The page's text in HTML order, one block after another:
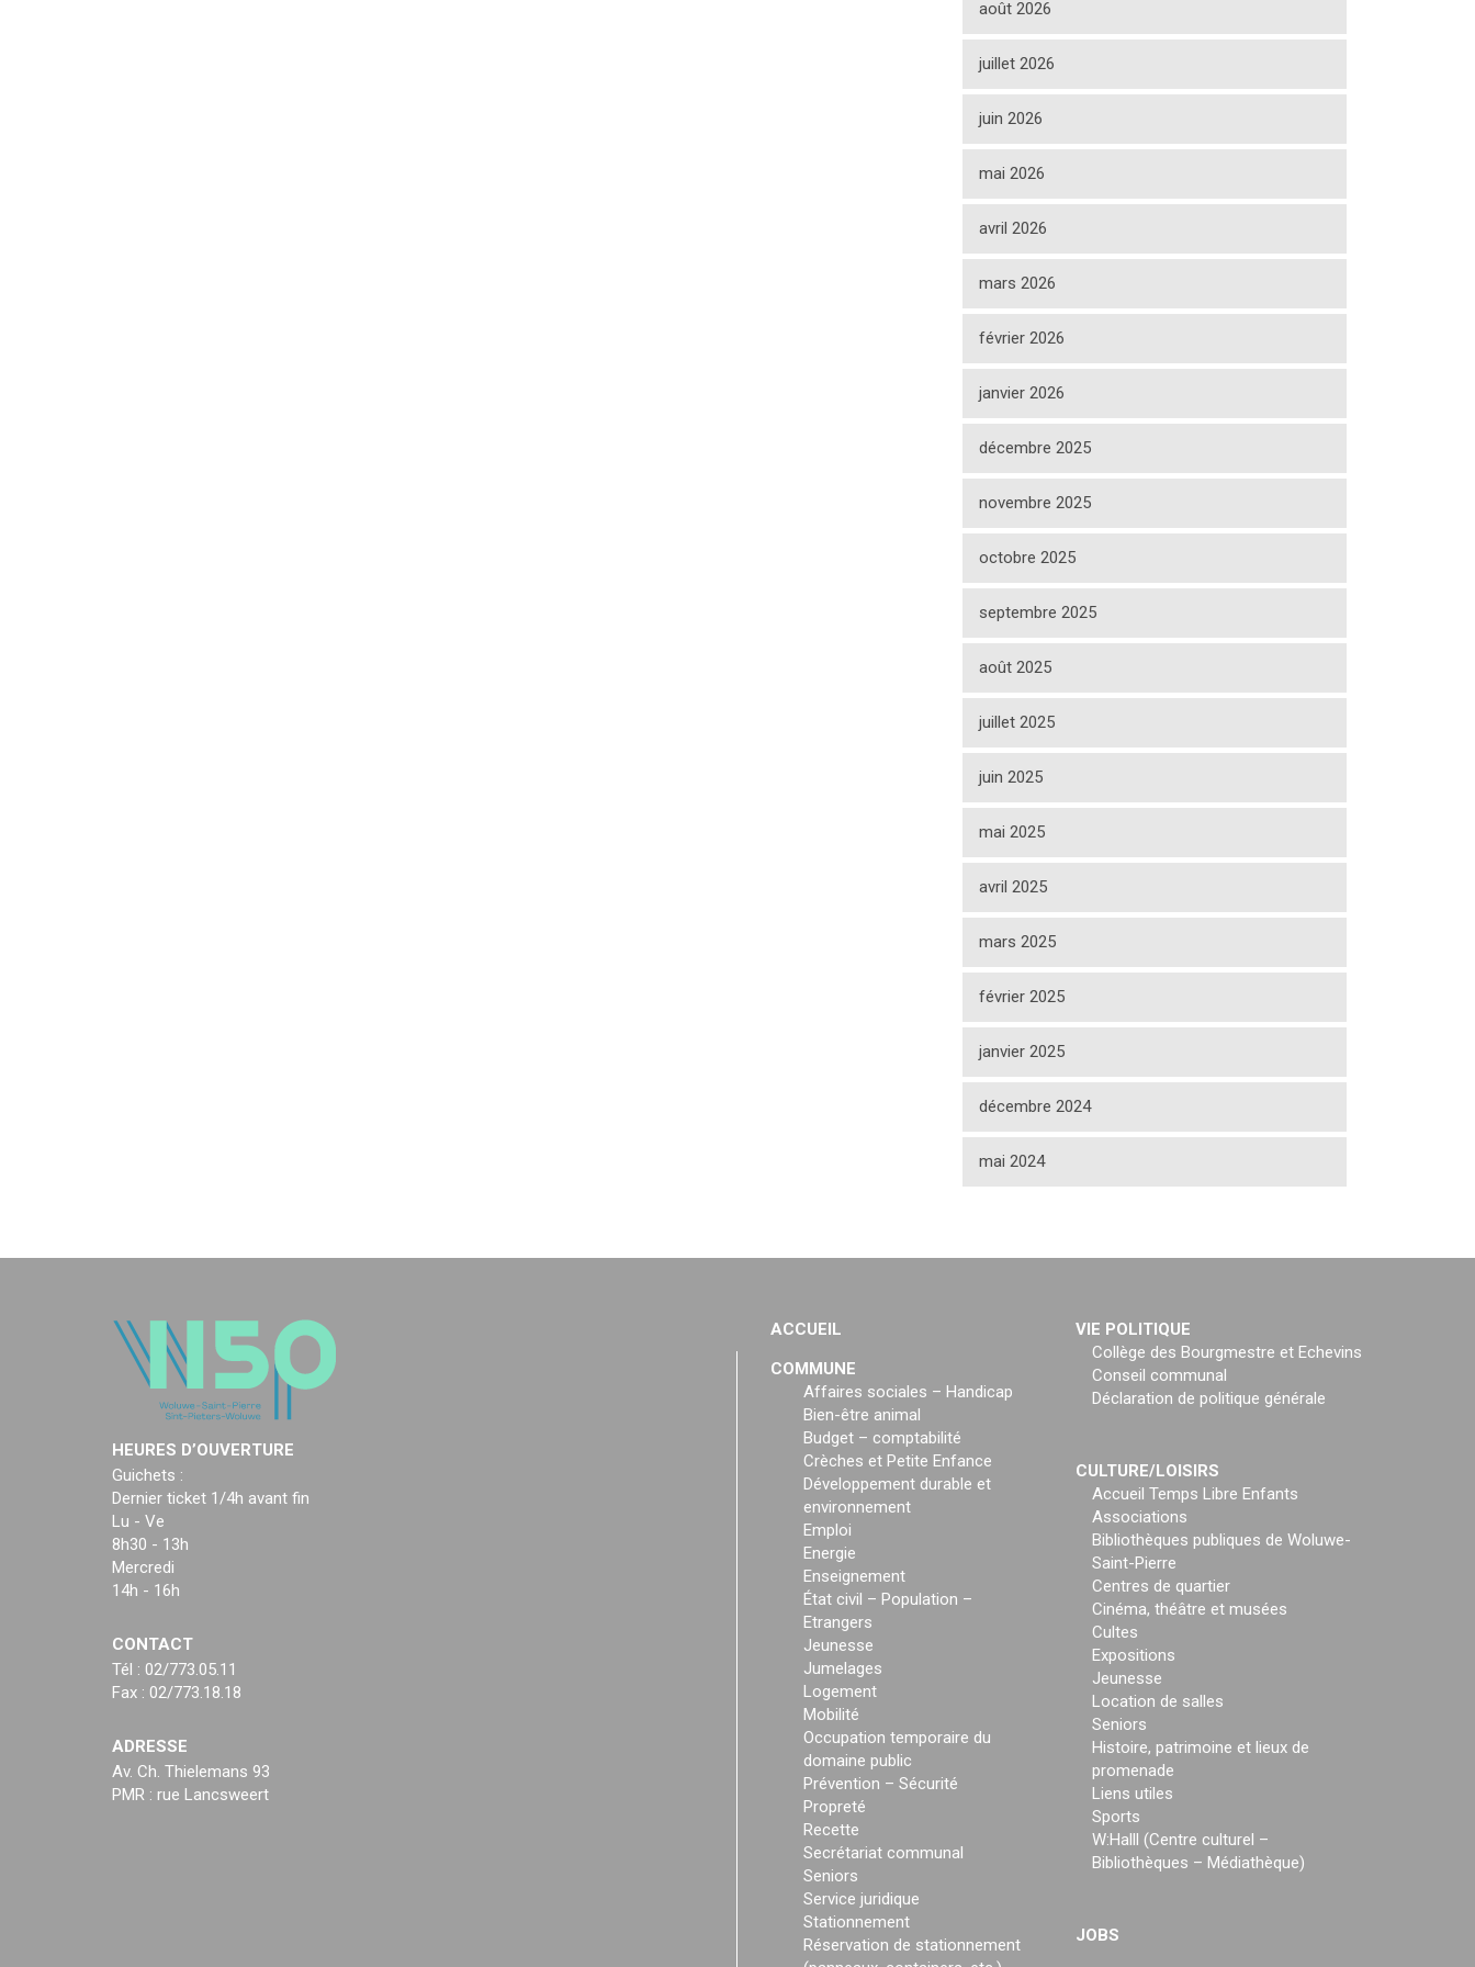
août 2026
juillet 2026
juin 2026
mai 2026
avril 2026
mars 2026
février 2026
janvier 2026
décembre 2025
novembre 2025
octobre 2025
septembre 2025
août 2025
juillet 2025
juin 2025
mai 2025
avril 2025
mars 2025
février 2025
janvier 2025
décembre 2024
mai 2024
HEURES D’OUVERTURE
Guichets :
Dernier ticket 1/4h avant fin
Lu - Ve
8h30 - 13h
Mercredi
14h - 16h
CONTACT
Tél : 02/773.05.11
Fax : 02/773.18.18
ADRESSE
Av. Ch. Thielemans 93
PMR : rue Lancsweert
ACCUEIL
COMMUNE
Affaires sociales – Handicap
Bien-être animal
Budget – comptabilité
Crèches et Petite Enfance
Développement durable et
environnement
Emploi
Energie
Enseignement
État civil – Population –
Etrangers
Jeunesse
Jumelages
Logement
Mobilité
Occupation temporaire du
domaine public
Prévention – Sécurité
Propreté
Recette
Secrétariat communal
Seniors
Service juridique
Stationnement
Réservation de stationnement
VIE POLITIQUE
Collège des Bourgmestre et Echevins
Conseil communal
Déclaration de politique générale
CULTURE/LOISIRS
Accueil Temps Libre Enfants
Associations
Bibliothèques publiques de Woluwe-
Saint-Pierre
Centres de quartier
Cinéma, théâtre et musées
Cultes
Expositions
Jeunesse
Location de salles
Seniors
Histoire, patrimoine et lieux de
promenade
Liens utiles
Sports
W:Halll (Centre culturel –
Bibliothèques – Médiathèque)
JOBS